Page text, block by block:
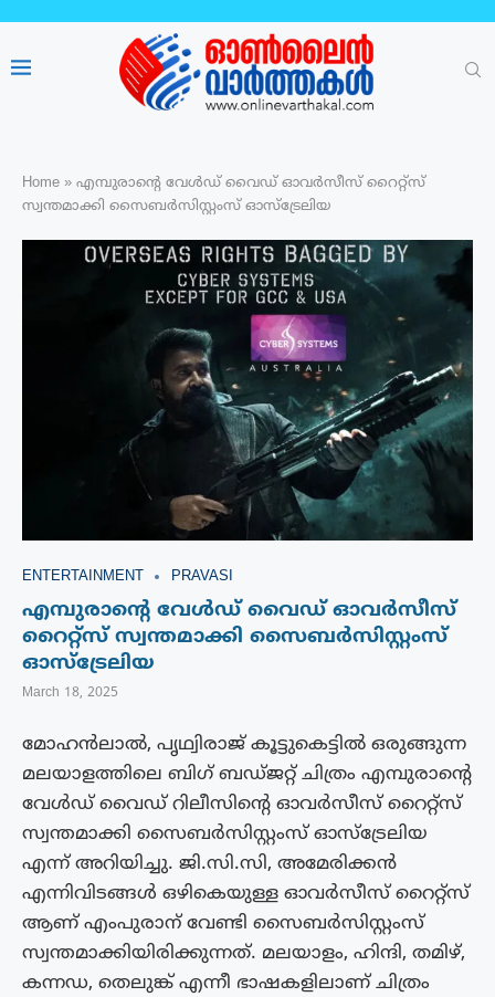
Home » എമ്പുരാന്റെ വേൾഡ് വൈഡ് ഓവർസീസ് റൈറ്റ്സ്
സ്വന്തമാക്കി സൈബർസിസ്റ്റംസ് ഓസ്ട്രേലിയ
ENTERTAINMENT PRAVASI
എമ്പുരാന്റെ വേൾഡ് വൈഡ് ഓവർസീസ്
റൈറ്റ്സ് സ്വന്തമാക്കി സൈബർസിസ്റ്റംസ്
ഓസ്ട്രേലിയ
March 18, 2025
മോഹൻലാൽ, പൃഥ്വിരാജ് കൂട്ടുകെട്ടിൽ ഒരുങ്ങുന്ന
മലയാളത്തിലെ ബിഗ് ബഡ്‌ജറ്റ് ചിത്രം എമ്പുരാന്റെ
വേൾഡ് വൈഡ് റിലീസിൻ്റെ ഓവർസീസ് റൈറ്റ്സ്
സ്വന്തമാക്കി സൈബർസിസ്റ്റംസ് ഓസ്ട്രേലിയ
എന്ന് അറിയിച്ചു. ജി.സി.സി, അമേരിക്കൻ
എന്നിവിടങ്ങൾ ഒഴികെയുള്ള ഓവർസീസ് റൈറ്റ്സ്
ആണ് എംപുരാന് വേണ്ടി സൈബർസിസ്റ്റംസ്
സ്വന്തമാക്കിയിരിക്കുന്നത്. മലയാളം, ഹിന്ദി, തമിഴ്,
കന്നഡ, തെലുങ്ക് എന്നീ ഭാഷകളിലാണ് ചിത്രം